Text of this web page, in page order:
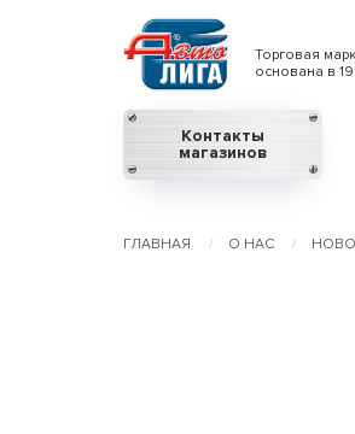
Торговая
основана в
Контакты
магазинов
ГЛАВНАЯ О НАС